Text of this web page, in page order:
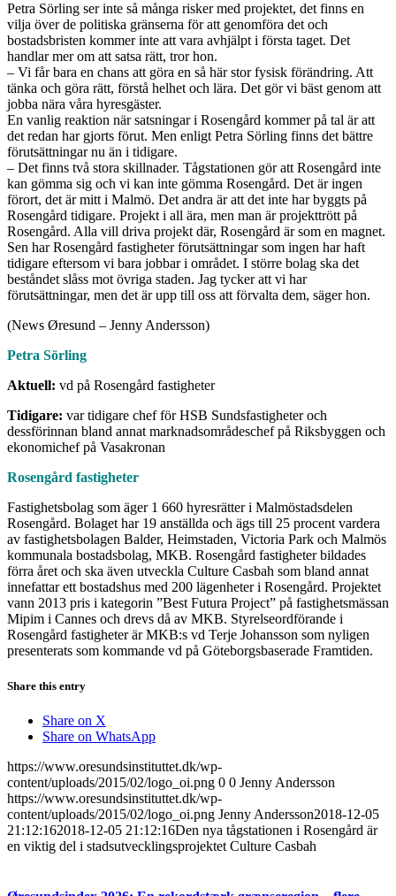
Petra Sörling ser inte så många risker med projektet, det finns en
vilja över de politiska gränserna för att genomföra det och
bostadsbristen kommer inte att vara avhjälpt i första taget. Det
handlar mer om att satsa rätt, tror hon.
– Vi får bara en chans att göra en så här stor fysisk förändring. Att
tänka och göra rätt, förstå helhet och lära. Det gör vi bäst genom att
jobba nära våra hyresgäster.
En vanlig reaktion när satsningar i Rosengård kommer på tal är att
det redan har gjorts förut. Men enligt Petra Sörling finns det bättre
förutsättningar nu än i tidigare.
– Det finns två stora skillnader. Tågstationen gör att Rosengård inte
kan gömma sig och vi kan inte gömma Rosengård. Det är ingen
förort, det är mitt i Malmö. Det andra är att det inte har byggts på
Rosengård tidigare. Projekt i all ära, men man är projekttrött på
Rosengård. Alla vill driva projekt där, Rosengård är som en magnet.
Sen har Rosengård fastigheter förutsättningar som ingen har haft
tidigare eftersom vi bara jobbar i området. I större bolag ska det
beståndet slåss mot övriga staden. Jag tycker att vi har
förutsättningar, men det är upp till oss att förvalta dem, säger hon.
(News Øresund – Jenny Andersson)
Petra Sörling
Aktuell: vd på Rosengård fastigheter
Tidigare: var tidigare chef för HSB Sundsfastigheter och
dessförinnan bland annat marknadsområdeschef på Riksbyggen och
ekonomichef på Vasakronan
Rosengård fastigheter
Fastighetsbolag som äger 1 660 hyresrätter i Malmöstadsdelen
Rosengård. Bolaget har 19 anställda och ägs till 25 procent vardera
av fastighetsbolagen Balder, Heimstaden, Victoria Park och Malmös
kommunala bostadsbolag, MKB. Rosengård fastigheter bildades
förra året och ska även utveckla Culture Casbah som bland annat
innefattar ett bostadshus med 200 lägenheter i Rosengård. Projektet
vann 2013 pris i kategorin ”Best Futura Project” på fastighetsmässan
Mipim i Cannes och drevs då av MKB. Styrelseordförande i
Rosengård fastigheter är MKB:s vd Terje Johansson som nyligen
presenterats som kommande vd på Göteborgsbaserade Framtiden.
Share this entry
Share on X
Share on WhatsApp
https://www.oresundsinstituttet.dk/wp-
content/uploads/2015/02/logo_oi.png 0 0 Jenny Andersson
https://www.oresundsinstituttet.dk/wp-
content/uploads/2015/02/logo_oi.png Jenny Andersson2018-12-05
21:12:162018-12-05 21:12:16Den nya tågstationen i Rosengård är
en viktig del i stadsutvecklings­projektet Culture Casbah